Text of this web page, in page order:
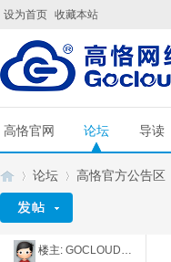
设为首页 收藏本站
高恪官网 论坛 导读
»
论坛
›
高恪官方公告区
楼主: GOCLOUD刘工